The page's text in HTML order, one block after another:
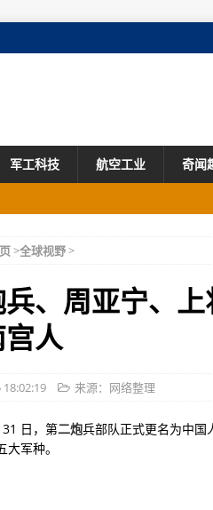
军工科技 航空工业 奇闻
>全球视野>
、周亚宁、
人
来源：网络整理
日，第二炮兵部队正式更名为中国
军种。